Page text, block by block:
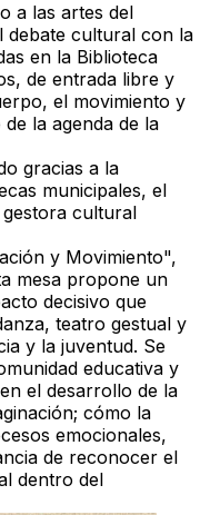
a las artes del
debate cultural con la
en la Biblioteca
de entrada libre y
el movimiento y
la agenda de la
gracias a la
municipales, el
cultural
y Movimiento",
mesa propone un
decisivo que
teatro gestual y
y la juventud. Se
educativa y
el desarrollo de la
cómo la
emocionales,
de reconocer el
dentro del